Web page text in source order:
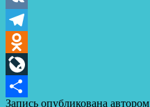
VK
Telegram
Odnoklassniki
LiveJournal
Запись опубликована автором